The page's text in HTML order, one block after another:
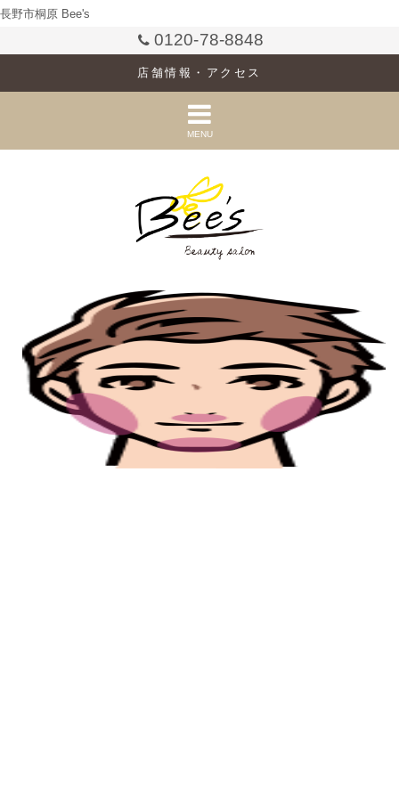
長野市桐原 Bee's
0120-78-8848
店舗情報・アクセス
MENU